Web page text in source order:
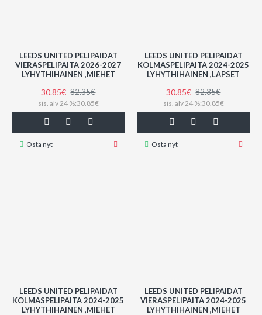
LEEDS UNITED PELIPAIDAT
VIERASPELIPAITA 2026-2027
LYHYTHIHAINEN ,MIEHET
30.85€ 82.35€
sis. alv 24 %:30.85€
Osta nyt
LEEDS UNITED PELIPAIDAT
KOLMASPELIPAITA 2024-2025
LYHYTHIHAINEN ,LAPSET
30.85€ 82.35€
sis. alv 24 %:30.85€
Osta nyt
LEEDS UNITED PELIPAIDAT
KOLMASPELIPAITA 2024-2025
LYHYTHIHAINEN ,MIEHET
LEEDS UNITED PELIPAIDAT
VIERASPELIPAITA 2024-2025
LYHYTHIHAINEN ,MIEHET